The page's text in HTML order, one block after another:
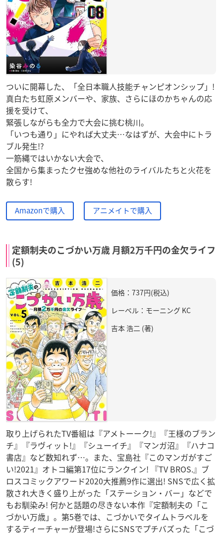
ついに開幕した、「全日本職人技能チャンピオンシップ」!
真白たち虹原メンバーや、家族、さらにほのかちゃんの応
援を受けて、
緊張しながらも全力で大会に挑む桃川。
「いつも通り」にやれば大丈夫…なはずが、大会中にトラ
ブル発生!?
一筋縄ではいかない大会で、
全国から集まったクセ強めな他社のライバルたちと火花を
散らす!
Amazonで購入 アニメイトで購入
定額制夫のこづかい万歳 月額2万千円の金欠ライフ
(5)
価格：737円(税込)
レーベル：モーニング KC
吉本 浩二 (著)
取り上げられたTV番組は『アメトーーク!』『王様のブラン
チ』『ラヴィット!』『シューイチ』『マンガ沼』『ハナコ
書店』など数知れず…。また、宝島社『このマンガがすご
い!2021』オトコ編第17位にランクイン! 『TV BROS.』ブ
ロスコミックアワード2020大推薦9作に選出! SNSで広く拡
散され大きく盛り上がった「ステーション・バー」などで
もお馴染み! 何かと話題の尽きない本作『定額制夫の「こ
づかい万歳」。第5巻では、こづかいでタイムトラベルを
するティーチャーが登場!さらにSNSでプチバズった「こづ